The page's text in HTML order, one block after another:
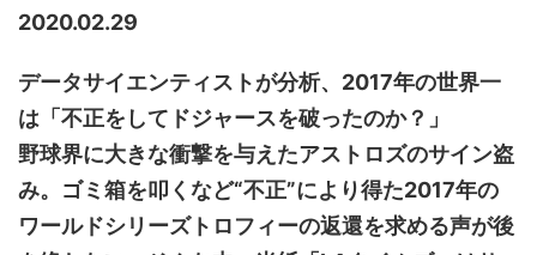
2020.02.29
データサイエンティストが分析、2017年の世界一
は「不正をしてドジャースを破ったのか？」
野球界に大きな衝撃を与えたアストロズのサイン盗
み。ゴミ箱を叩くなど“不正”により得た2017年の
ワールドシリーズトロフィーの返還を求める声が後